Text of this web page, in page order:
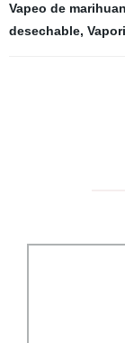
Vapeo de
desechable,